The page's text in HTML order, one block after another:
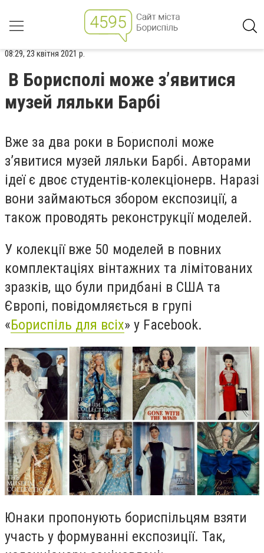
08:29, 23 квітня 2021 р.
В Борисполі може з’явитися
музей ляльки Барбі
Вже за два роки в Борисполі може
з’явитися музей ляльки Барбі. Авторами
ідеї є двоє студентів-колекціонерв. Наразі
вони займаються збором експозиції, а
також проводять реконструкції моделей.
У колекції вже 50 моделей в повних
комплектаціях вінтажних та лімітованих
зразків, що були придбані в США та
Європі, повідомляється в групі
«Бориспіль для всіх» у Facebook.
Юнаки пропонують бориспільцям взяти
участь у формуванні експозиції. Так,